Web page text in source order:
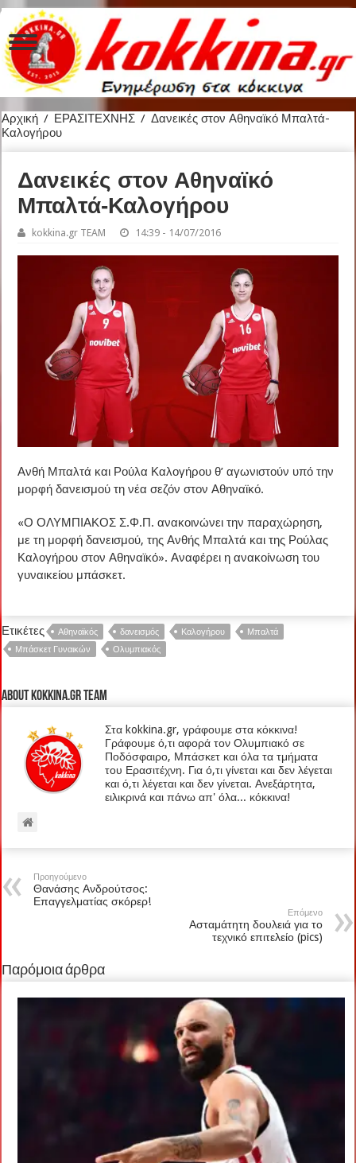
Αρχική / ΕΡΑΣΙΤΕΧΝΗΣ / Δανεικές στον Αθηναϊκό Μπαλτά-
Καλογήρου
Δανεικές στον Αθηναϊκό
Μπαλτά-Καλογήρου
kokkina.gr TEAM 14:39 - 14/07/2016
Ανθή Μπαλτά και Ρούλα Καλογήρου θ’ αγωνιστούν υπό την
μορφή δανεισμού τη νέα σεζόν στον Αθηναϊκό.
«Ο ΟΛΥΜΠΙΑΚΟΣ Σ.Φ.Π. ανακοινώνει την παραχώρηση,
με τη μορφή δανεισμού, της Ανθής Μπαλτά και της Ρούλας
Καλογήρου στον Αθηναϊκό». Αναφέρει η ανακοίνωση του
γυναικείου μπάσκετ.
Ετικέτες Αθηναϊκός δανεισμός Καλογήρου
Μπαλτά
Μπάσκετ Γυναικών
Ολυμπιακός
About kokkina.gr TEAM
Στα kokkina.gr, γράφουμε στα κόκκινα!
Γράφουμε ό,τι αφορά τον Ολυμπιακό σε
Ποδόσφαιρο, Μπάσκετ και όλα τα τμήματα
του Ερασιτέχνη. Για ό,τι γίνεται και δεν λέγεται
και ό,τι λέγεται και δεν γίνεται. Ανεξάρτητα,
ειλικρινά και πάνω απ' όλα... κόκκινα!
Προηγούμενο
Θανάσης Ανδρούτσος:
Επαγγελματίας σκόρερ!
Επόμενο
Ασταμάτητη δουλειά για το
τεχνικό επιτελείο (pics)
Παρόμοια άρθρα